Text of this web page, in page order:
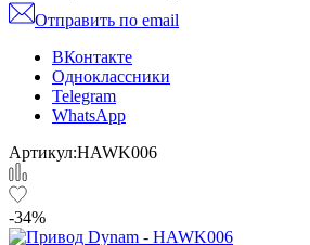
Отправить по email
ВКонтакте
Одноклассники
Telegram
WhatsApp
Артикул:HAWK006
-34%